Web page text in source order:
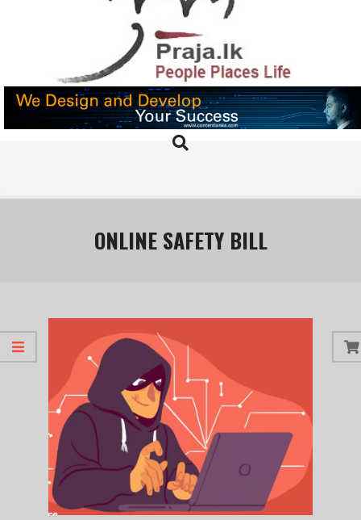
PRAJA.LK
Search
ONLINE SAFETY BILL